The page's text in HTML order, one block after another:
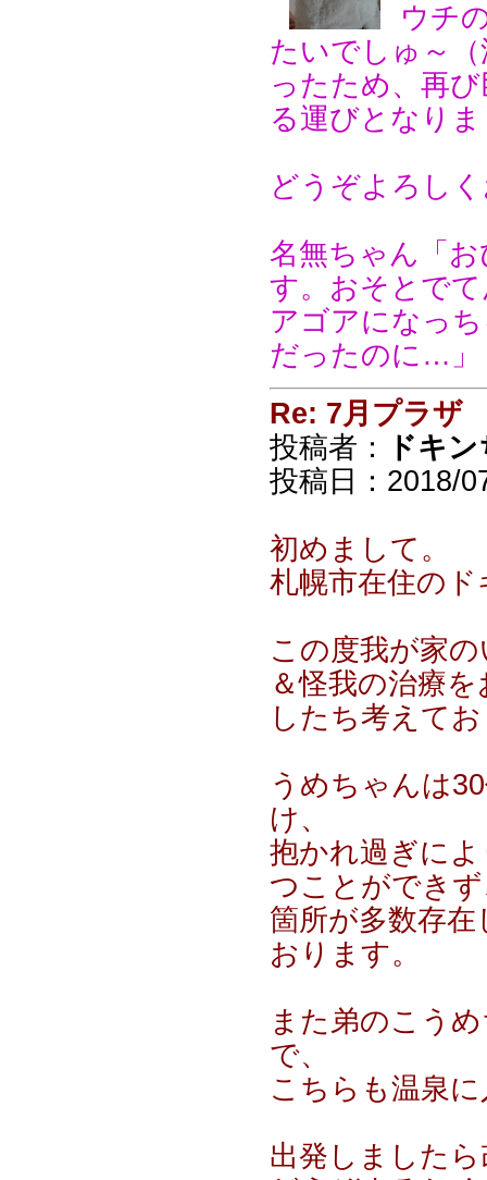
ウチ
たいでしゅ～
ったため、再
る運びとなり
どうぞよろし
名無ちゃん「
す。おそとで
アゴアになっ
だったのに…」
Re: 7月プラザ
投稿者：
ドキ
投稿日：2018/
初めまして。
札幌市在住の
この度我が家
＆怪我の治療
したち考えて
うめちゃんは
け、
抱かれ過ぎに
つことができ
箇所が多数存
おります。
また弟のこう
で、
こちらも温泉
出発しました